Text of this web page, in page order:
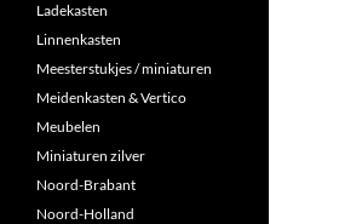
Ladekasten
Linnenkasten
Meesterstukjes / miniaturen
Meidenkasten & Vertico
Meubelen
Miniaturen zilver
Noord-Brabant
Noord-Holland